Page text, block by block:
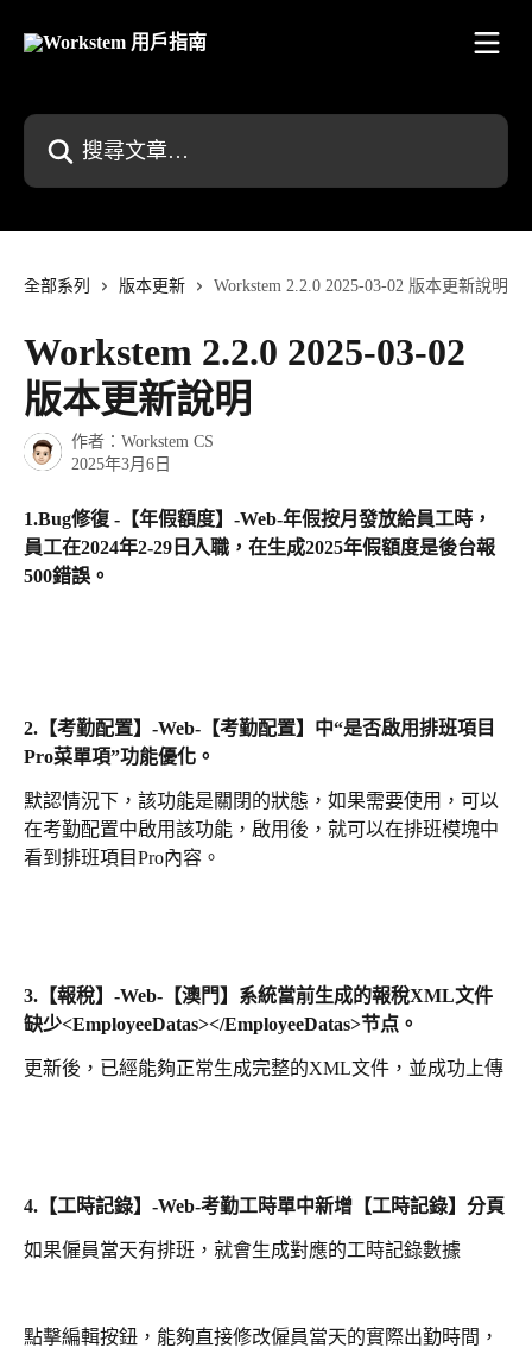
搜尋文章…
全部系列 版本更新 Workstem 2.2.0 2025-03-02 版本更新說明
Workstem 2.2.0 2025-03-02
版本更新說明
作者： Workstem CS
2025年3月6日
1.Bug修復 -【年假額度】-Web-年假按月發放給員工時，
員工在2024年2-29日入職，在生成2025年假額度是後台報
500錯誤。
2. 【考勤配置】-Web-【考勤配置】中“是否啟用排班項目
Pro菜單項”功能優化。
默認情況下，該功能是關閉的狀態，如果需要使用，可以
在考勤配置中啟用該功能，啟用後，就可以在排班模塊中
看到排班項目Pro內容。
3. 【報稅】-Web-【澳門】系統當前生成的報稅XML文件
缺少<EmployeeDatas></EmployeeDatas>节点。
更新後，已經能夠正常生成完整的XML文件，並成功上傳
4.【工時記錄】-Web-考勤工時單中新增【工時記錄】分頁
如果僱員當天有排班，就會生成對應的工時記錄數據
點擊編輯按鈕，能夠直接修改僱員當天的實際出勤時間，